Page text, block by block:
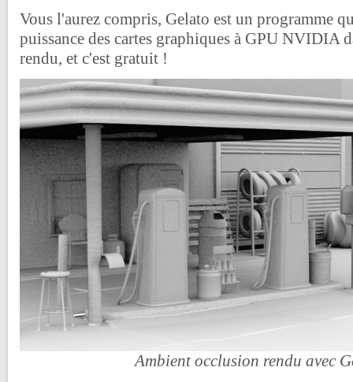
Vous l'aurez compris, Gelato est un programme
puissance des cartes graphiques à GPU NVIDIA
rendu, et c'est gratuit !
Ambient occlusion rendu avec